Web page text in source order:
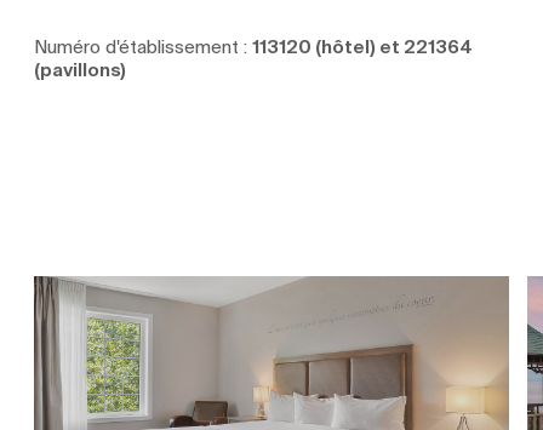
Numéro d'établissement :113120 (hôtel) et 221364
(pavillons)